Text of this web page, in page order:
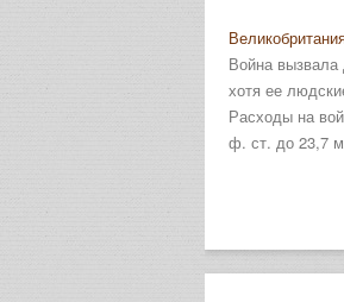
Война вызвала
хотя ее
Расходы на
ф. ст. до 23,7